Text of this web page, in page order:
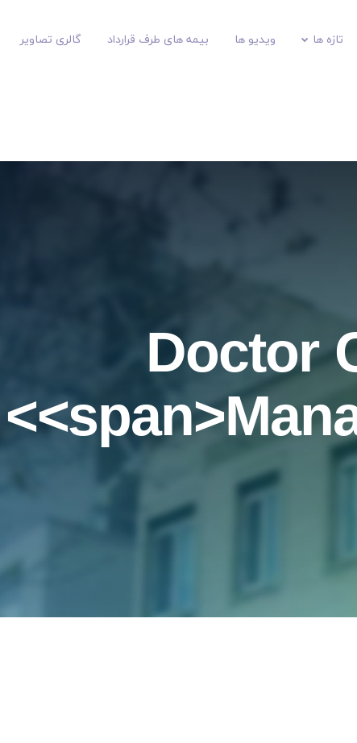
تازه ها ویدیو ها بیمه های طرف قرارداد گالری تصاویر
Doctor